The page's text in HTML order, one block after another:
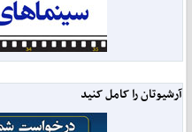
آرشیوتان را کامل کنید